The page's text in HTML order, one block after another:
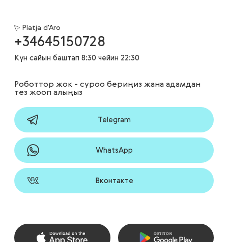
Роботтор жок - суроо бериңиз жана адамдан
тез жооп алыңыз
Telegram
WhatsApp
Вконтакте
Platja d'Aro
+34645150728
Күн сайын баштап 8:30 чейин 22:30